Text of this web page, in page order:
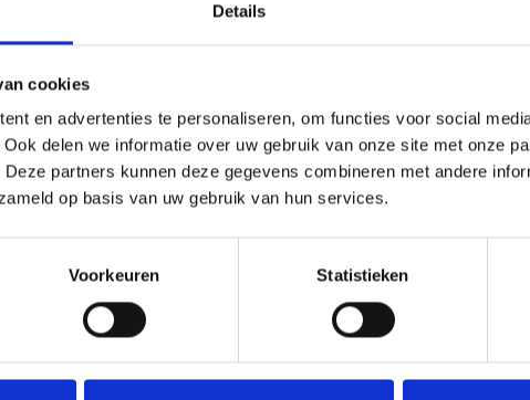
Details
cookies
en advertenties te personaliseren, om functies voor social
delen we informatie over uw gebruik van onze site met onze
partners kunnen deze gegevens combineren met andere
op basis van uw gebruik van hun services.
Voorkeuren Statistieken
- wit
Dit vind je